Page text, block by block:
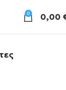
0 0,00